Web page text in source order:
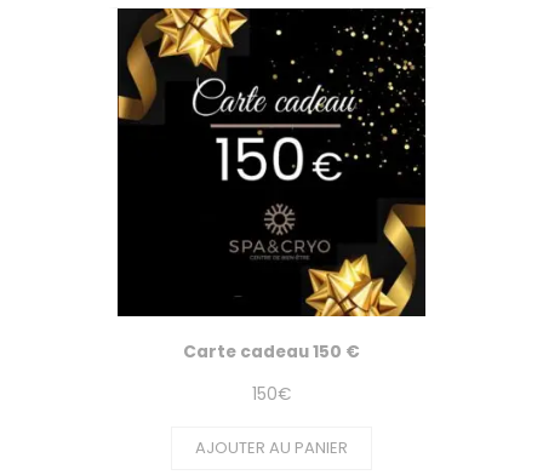
Carte cadeau 150 €
150€
AJOUTER AU PANIER